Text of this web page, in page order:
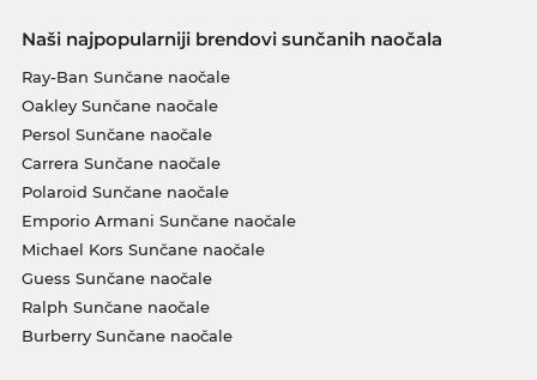
Naši najpopularniji brendovi sunčanih naočala
Ray-Ban Sunčane naočale
Oakley Sunčane naočale
Persol Sunčane naočale
Carrera Sunčane naočale
Polaroid Sunčane naočale
Emporio Armani Sunčane naočale
Michael Kors Sunčane naočale
Guess Sunčane naočale
Ralph Sunčane naočale
Burberry Sunčane naočale